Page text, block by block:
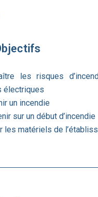
les risques
électriques
un incendie
sur un début d’incendie
les matériels de